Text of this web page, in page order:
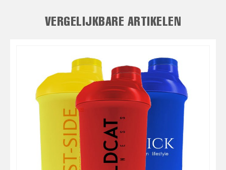
VERGELIJKBARE ARTIKELEN